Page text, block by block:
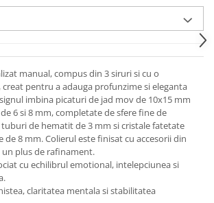
manual, compus din 3 siruri si cu o
creat pentru a adauga profunzime si eleganta
imbina picaturi de jad mov de 10x15 mm
6 si 8 mm, completate de sfere fine de
de hematit de 3 mm si cristale fatetate
de 8 mm. Colierul este finisat cu accesorii din
plus de rafinament.
cu echilibrul emotional, intelepciunea si
claritatea mentala si stabilitatea